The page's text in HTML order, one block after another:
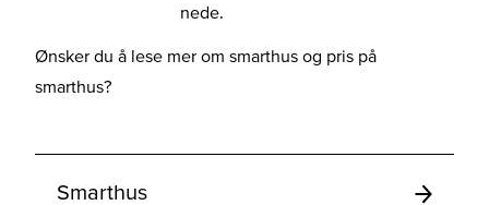
nede.
Ønsker du å lese mer om smarthus og pris på
smarthus?
Smarthus